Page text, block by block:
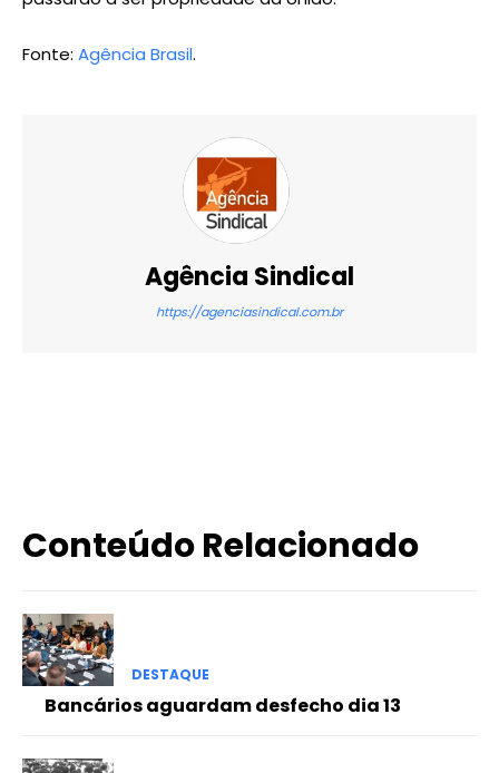
Fonte: Agência Brasil.
Agência Sindical
https://agenciasindical.com.br
Conteúdo Relacionado
DESTAQUE
Bancários aguardam desfecho dia 13